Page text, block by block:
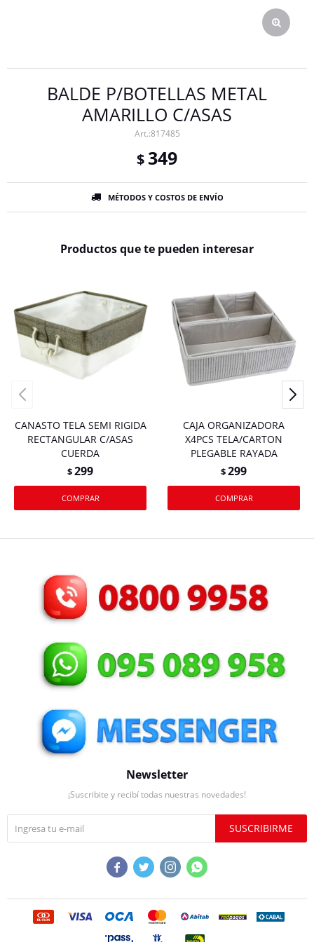
BALDE P/BOTELLAS METAL
AMARILLO C/ASAS
817485
$ 349
MÉTODOS Y COSTOS DE ENVÍO
Productos que te pueden interesar
CANASTO TELA SEMI RIGIDA
RECTANGULAR C/ASAS
CUERDA
$299
CAJA ORGANIZADORA
X4PCS TELA/CARTON
PLEGABLE RAYADA
$299
Newsletter
¡Suscribite y recibí todas nuestras novedades!
SUSCRIBIRME
   